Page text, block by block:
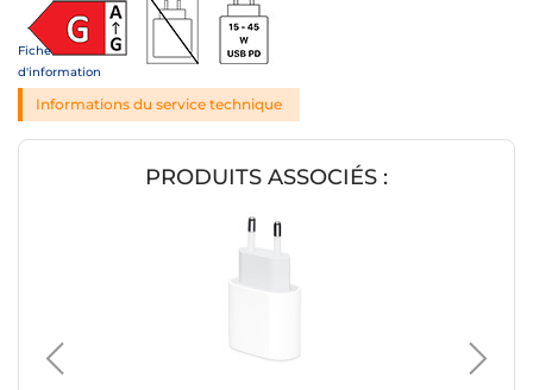
Fiche
d'information
Informations du service technique
PRODUITS ASSOCIÉS :